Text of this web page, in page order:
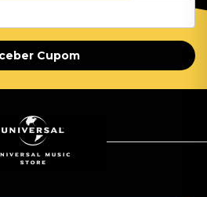
Cupom